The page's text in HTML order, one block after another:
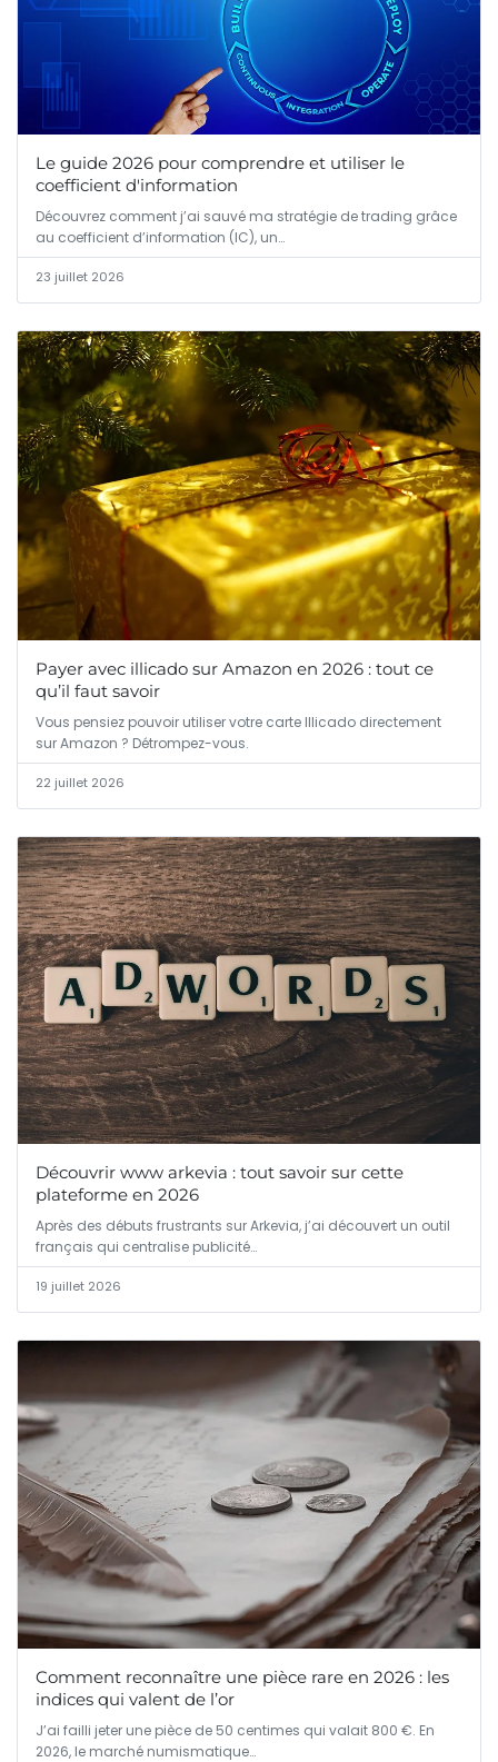
Le guide 2026 pour comprendre et utiliser le
coefficient d'information
Découvrez comment j’ai sauvé ma stratégie de trading grâce
au coefficient d’information (IC), un…
23 juillet 2026
Payer avec illicado sur Amazon en 2026 : tout ce
qu’il faut savoir
Vous pensiez pouvoir utiliser votre carte Illicado directement
sur Amazon ? Détrompez-vous.
22 juillet 2026
Découvrir www arkevia : tout savoir sur cette
plateforme en 2026
Après des débuts frustrants sur Arkevia, j’ai découvert un outil
français qui centralise publicité…
19 juillet 2026
Comment reconnaître une pièce rare en 2026 : les
indices qui valent de l’or
J’ai failli jeter une pièce de 50 centimes qui valait 800 €. En
2026, le marché numismatique…